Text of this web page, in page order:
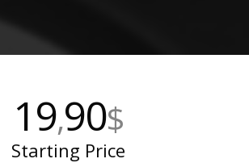
19,90$
Starting Price